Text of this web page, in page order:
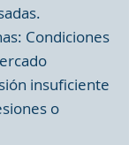
Condiciones
insuficiente
o